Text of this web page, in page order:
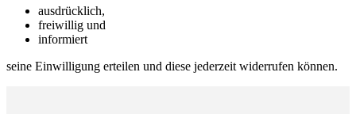
ausdrücklich,
freiwillig und
informiert
seine Einwilligung erteilen und diese jederzeit widerrufen können.